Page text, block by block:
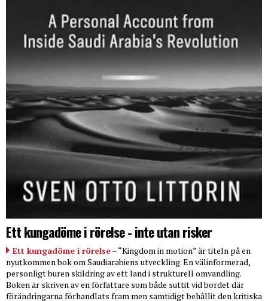
Ett kungadöme i rörelse - inte utan risker
Ett kungadöme i rörelse– “Kingdom in motion” är titeln på en
nyutkommen bok om Saudiarabiens utveckling. En välinformerad,
personligt buren skildring av ett land i strukturell omvandling.
Boken är skriven av en författare som både suttit vid bordet där
förändringarna förhandlats fram men samtidigt behållit den kritiska